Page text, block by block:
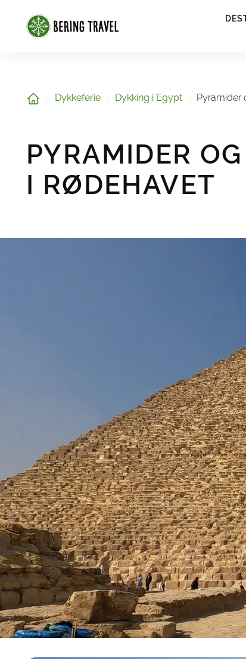
Hjem Dykkeferie Dykking i Egypt Pyramider
PYRAMIDER
I RØDEHAVET